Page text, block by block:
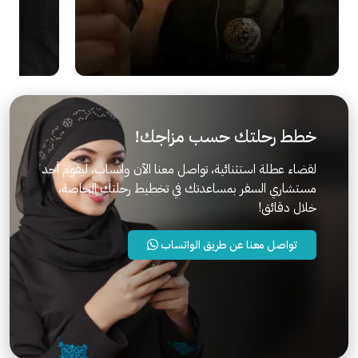
خطط رحلتك حسب مزاجك!
لقضاء عطلة استثنائية، تواصل معنا الآن واتساب، ليقوم أحد
مستشاري السفر بمساعدتك في تخطيط رحلتك الخاصة،
خلال دقائق!
تواصل معنا عن طريق الواتساب